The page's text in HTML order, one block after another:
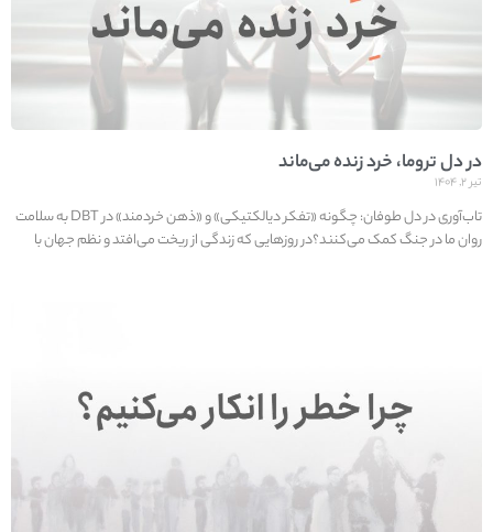
در دل تروما، خرد زنده می‌ماند
تیر ۲, ۱۴۰۴
تاب‌آوری در دل طوفان: چگونه «تفکر دیالکتیکی» و «ذهن خردمند» در DBT به سلامت
روان ما در جنگ کمک می‌کنند؟در روزهایی که زندگی از ریخت می‌افتد و نظم جهان با